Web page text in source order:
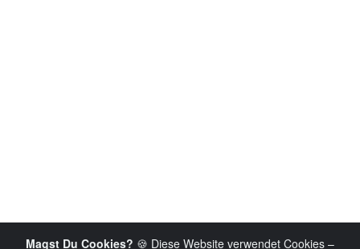
Magst Du Cookies? 🍪 Diese Website verwendet Cookies –